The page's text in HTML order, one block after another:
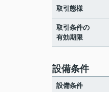
取引態様
取引条件の
有効期限
設備条件
設備条件